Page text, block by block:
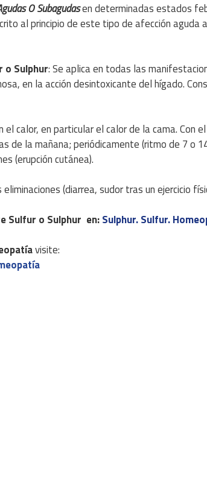
O Subagudasen determinadas estados
al principio de este tipo de afección aguda
o Sulphur: Se aplica en todas las
en la acción desintoxicante del hígado.
el calor, en particular el calor de la cama. Con
de la mañana; periódicamente (ritmo de 7 o
(erupción cutánea).
eliminaciones (diarrea, sudor tras un ejercicio
Sulfur o Sulphur en:Sulphur. Sulfur.
visite: